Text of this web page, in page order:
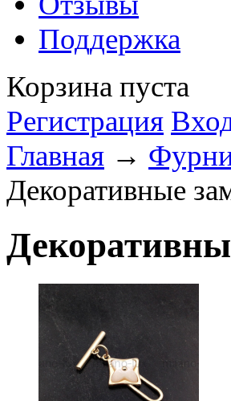
Поддержка
Корзина пуста
Регистрация
Главная →
Декоративные